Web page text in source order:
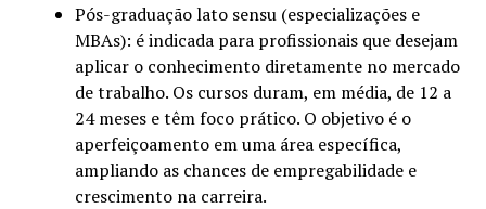
Pós-graduação lato sensu (especializações e
MBAs): é indicada para profissionais que desejam
aplicar o conhecimento diretamente no mercado
de trabalho. Os cursos duram, em média, de 12 a
24 meses e têm foco prático. O objetivo é o
aperfeiçoamento em uma área específica,
ampliando as chances de empregabilidade e
crescimento na carreira.